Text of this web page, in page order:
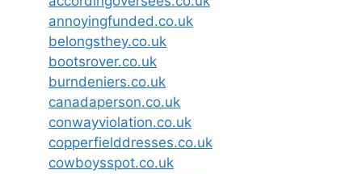
annoyingfunded.co.uk
belongsthey.co.uk
bootsrover.co.uk
burndeniers.co.uk
canadaperson.co.uk
conwayviolation.co.uk
copperfielddresses.co.uk
cowboysspot.co.uk